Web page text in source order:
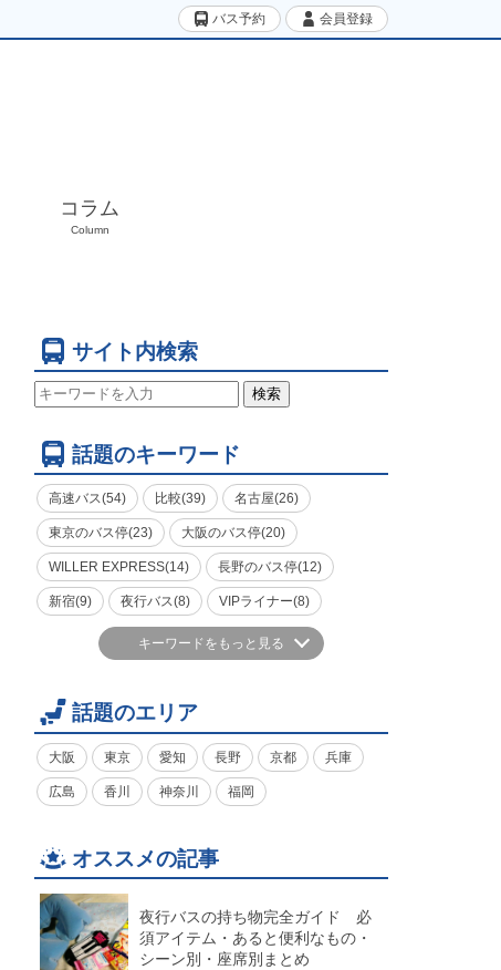
バス予約 会員登録
コラム
Column
サイト内検索
検索
話題のキーワード
高速バス(54) 比較(39) 名古屋(26)
東京のバス停(23) 大阪のバス停(20)
WILLER EXPRESS(14) 長野のバス停(12)
新宿(9) 夜行バス(8) VIPライナー(8)
キーワードをもっと見る
話題のエリア
大阪 東京 愛知 長野 京都 兵庫
広島 香川 神奈川 福岡
オススメの記事
夜行バスの持ち物完全ガイド 必
須アイテム・あると便利なもの・
シーン別・座席別まとめ